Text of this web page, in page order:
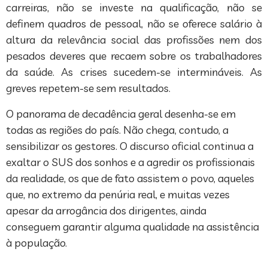
carreiras, não se investe na qualificação, não se
definem quadros de pessoal, não se oferece salário à
altura da relevância social das profissões nem dos
pesados deveres que recaem sobre os trabalhadores
da saúde. As crises sucedem-se intermináveis. As
greves repetem-se sem resultados.
O panorama de decadência geral desenha-se em
todas as regiões do país. Não chega, contudo, a
sensibilizar os gestores. O discurso oficial continua a
exaltar o SUS dos sonhos e a agredir os profissionais
da realidade, os que de fato assistem o povo, aqueles
que, no extremo da penúria real, e muitas vezes
apesar da arrogância dos dirigentes, ainda
conseguem garantir alguma qualidade na assistência
à população.